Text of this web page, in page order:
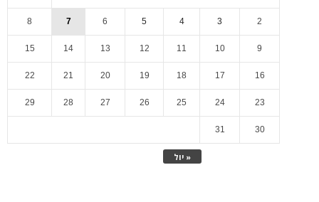
« יול
2
3
4
5
6
7
8
9
10
11
12
13
14
15
16
17
18
19
20
21
22
23
24
25
26
27
28
29
30
31